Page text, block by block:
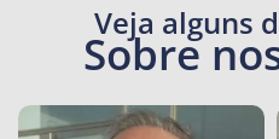
Veja alguns
Sobre